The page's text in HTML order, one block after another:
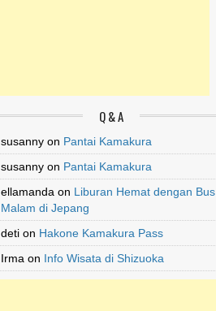
Q & A
susannyon Pantai Kamakura
susannyon Pantai Kamakura
ellamanda on Liburan Hemat dengan Bus
Malam di Jepang
detion Hakone Kamakura Pass
Irma on Info Wisata di Shizuoka